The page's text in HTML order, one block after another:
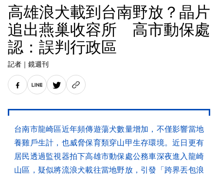
高雄浪犬載到台南野放？晶片
追出燕巢收容所 高市動保處
認：誤判行政區
記者 ｜ 鏡週刊
台南市龍崎區近年頻傳遊蕩犬數量增加，不僅影響當地
養雞戶生計，也威脅保育類穿山甲生存環境。近日更有
居民透過監視器拍下高雄市動保處公務車深夜進入龍崎
山區，疑似將流浪犬載往當地野放，引發「跨界丟包浪